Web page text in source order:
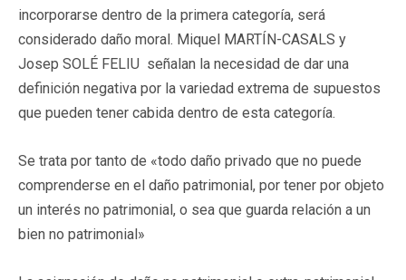
incorporarse dentro de la primera categoría, será
considerado daño moral. Miquel MARTÍN-CASALS y
Josep SOLÉ FELIU señalan la necesidad de dar una
definición negativa por la variedad extrema de supuestos
que pueden tener cabida dentro de esta categoría.
Se trata por tanto de «todo daño privado que no puede
comprenderse en el daño patrimonial, por tener por objeto
un interés no patrimonial, o sea que guarda relación a un
bien no patrimonial»